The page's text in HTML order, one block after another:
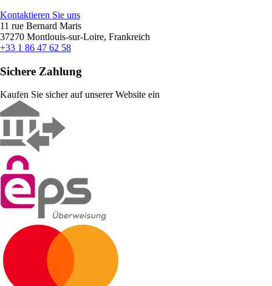
Kontaktieren Sie uns
11 rue Bernard Maris
37270 Montlouis-sur-Loire, Frankreich
+33 1 86 47 62 58
Sichere Zahlung
Kaufen Sie sicher auf unserer Website ein